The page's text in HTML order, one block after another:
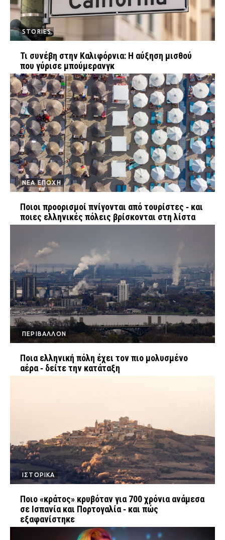
STORIES
Τι συνέβη στην Καλιφόρνια: Η αύξηση μισθού
που γύρισε μπούμερανγκ
ΝΕΑ ΕΠΟΧΗ
Ποιοι προορισμοί πνίγονται από τουρίστες ‑ και
ποιες ελληνικές πόλεις βρίσκονται στη λίστα
ΠΕΡΙΒΑΛΛΟΝ
Ποια ελληνική πόλη έχει τον πιο μολυσμένο
αέρα ‑ δείτε την κατάταξη
ΙΣΤΟΡΙΚΑ
Ποιο «κράτος» κρυβόταν για 700 χρόνια ανάμεσα
σε Ισπανία και Πορτογαλία ‑ και πώς
εξαφανίστηκε